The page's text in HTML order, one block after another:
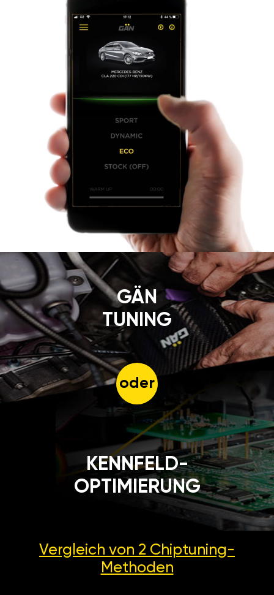
GÄN
TUNING
oder
KENNFELD-
OPTIMIERUNG
Vergleich von 2 Chiptuning-
Methoden